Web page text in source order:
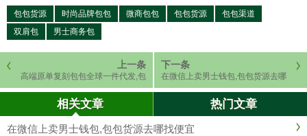
包包货源 时尚品牌包包 微商包包 包包货源
包包渠道
双肩包
男士商务包
上一条
高端原单复刻包包全球一件代发,包
包批发
下一条
在微信上卖男士钱包,包包货源去哪
找便宜
相关文章 热门文章
在微信上卖男士钱包,包包货源去哪找便宜